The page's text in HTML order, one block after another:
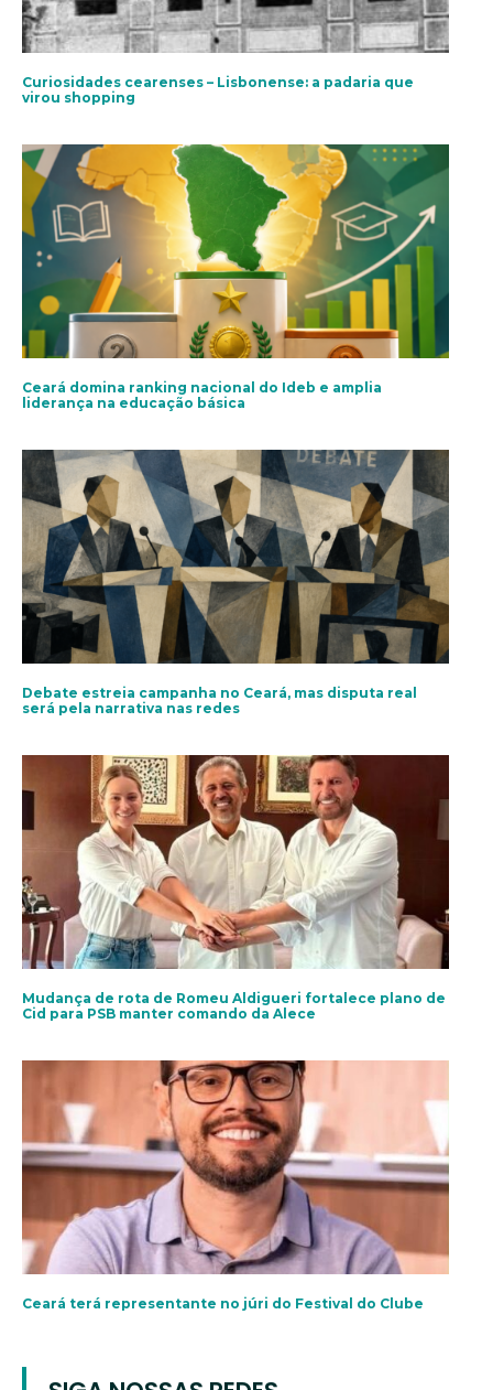
Curiosidades cearenses – Lisbonense: a padaria que
virou shopping
Ceará domina ranking nacional do Ideb e amplia
liderança na educação básica
Debate estreia campanha no Ceará, mas disputa real
será pela narrativa nas redes
Mudança de rota de Romeu Aldigueri fortalece plano de
Cid para PSB manter comando da Alece
Ceará terá representante no júri do Festival do Clube